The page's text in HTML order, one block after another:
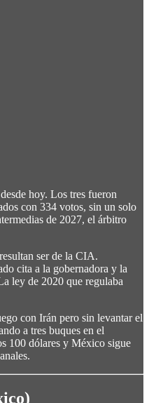
hoy. Los tres fueron
con 334 votos, sin un solo
de 2027, el árbitro
ser de la CIA.
cita a la gobernadora y la
ley de 2020 que regulaba
con Irán pero sin levantar el
a tres buques en el
100 dólares y México sigue